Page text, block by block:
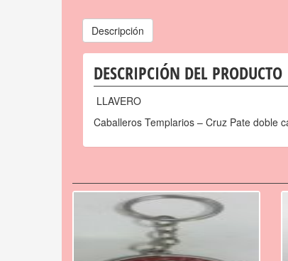
Descripción
DESCRIPCIÓN DEL PRODUCTO
LLAVERO
Caballeros Templarios – Cruz Pate doble